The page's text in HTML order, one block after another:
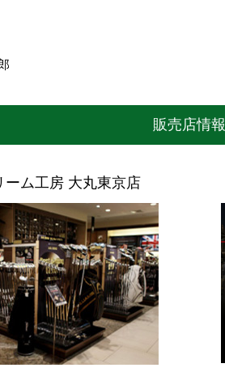
販売店情報
ーム工房 大丸東京店